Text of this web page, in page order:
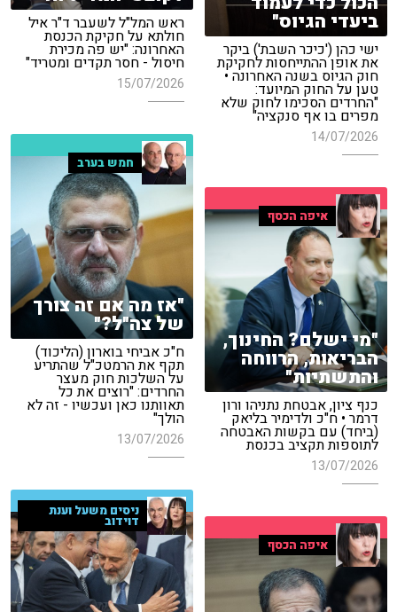
ראש המל"ל לשעבר ד"ר איל
חולתא על חקיקת הכנסת
האחרונה: "יש פה מכירת
חיסול - חסר תקדים ומטריד"
15/07/2026
ביעדי הגיוס"
ישי כהן ('כיכר השבת') ביקר
את אופן ההתייחסות לחקיקת
חוק הגיוס בשנה האחרונה •
טען על החוק המיועד:
"החרדים הסכימו לחוק שלא
מפרים בו אף סנקציה"
14/07/2026
חמש בערב
"אז מה אם זה צורך
של צה"ל?"
ח"כ אביחי בוארון (הליכוד)
תקף את הרמטכ"ל שהתריע
על השלכות חוק מעצר
החרדים: "רוצים את כל
תאוותנו כאן ועכשיו - זה לא
הולך"
13/07/2026
איפה הכסף
"מי ישלם? החינוך,
הבריאות, הרווחה
והתשתיות"
כנף ציון, אבטחת נתניהו ורון
דרמר • ח"כ ולדימיר בליאק
(ביחד) עם בקשות האבטחה
לתוספות תקציב בכנסת
13/07/2026
ניסים משעל וענת
דוידוב
איפה הכסף